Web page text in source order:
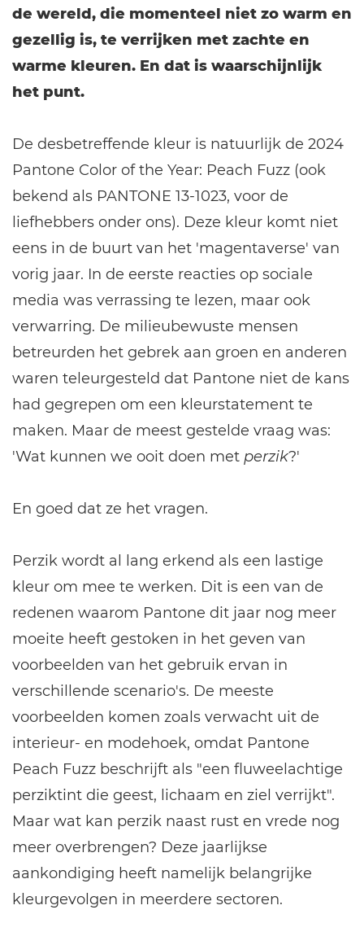
de wereld, die momenteel niet zo warm en
gezellig is, te verrijken met zachte en
warme kleuren. En dat is waarschijnlijk
het punt.
De desbetreffende kleur is natuurlijk de 2024
Pantone Color of the Year: Peach Fuzz (ook
bekend als PANTONE 13-1023, voor de
liefhebbers onder ons). Deze kleur komt niet
eens in de buurt van het 'magentaverse' van
vorig jaar. In de eerste reacties op sociale
media was verrassing te lezen, maar ook
verwarring. De milieubewuste mensen
betreurden het gebrek aan groen en anderen
waren teleurgesteld dat Pantone niet de kans
had gegrepen om een kleurstatement te
maken. Maar de meest gestelde vraag was:
'Wat kunnen we ooit doen met perzik?'
En goed dat ze het vragen.
Perzik wordt al lang erkend als een lastige
kleur om mee te werken. Dit is een van de
redenen waarom Pantone dit jaar nog meer
moeite heeft gestoken in het geven van
voorbeelden van het gebruik ervan in
verschillende scenario's. De meeste
voorbeelden komen zoals verwacht uit de
interieur- en modehoek, omdat Pantone
Peach Fuzz beschrijft als "een fluweelachtige
perziktint die geest, lichaam en ziel verrijkt".
Maar wat kan perzik naast rust en vrede nog
meer overbrengen? Deze jaarlijkse
aankondiging heeft namelijk belangrijke
kleurgevolgen in meerdere sectoren.